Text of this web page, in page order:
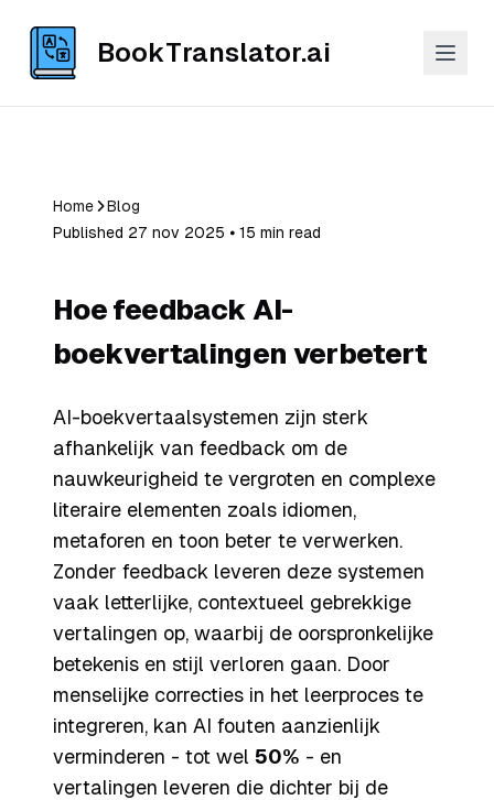
BookTranslator.ai
Home
Blog
Published 27 nov 2025 ⦁ 15 min read
Hoe feedback AI-
boekvertalingen verbetert
AI-boekvertaalsystemen zijn sterk
afhankelijk van feedback om de
nauwkeurigheid te vergroten en complexe
literaire elementen zoals idiomen,
metaforen en toon beter te verwerken.
Zonder feedback leveren deze systemen
vaak letterlijke, contextueel gebrekkige
vertalingen op, waarbij de oorspronkelijke
betekenis en stijl verloren gaan. Door
menselijke correcties in het leerproces te
integreren, kan AI fouten aanzienlijk
verminderen - tot wel 50% - en
vertalingen leveren die dichter bij de